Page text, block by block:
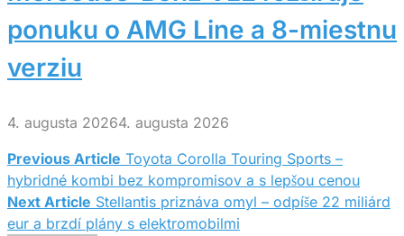
ponuku o AMG Line a 8-miestnu
verziu
4. augusta 20264. augusta 2026
Navigácia
v
Previous Article Toyota Corolla Touring Sports –
hybridné kombi bez kompromisov a s lepšou cenou
Next Article Stellantis priznáva omyl – odpíše 22 miliárd
eur a brzdí plány s elektromobilmi